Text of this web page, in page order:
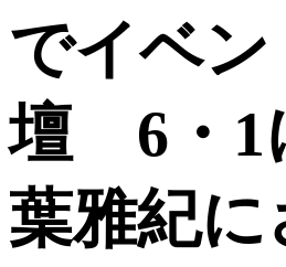
でイベン
壇 6・1
葉雅紀に